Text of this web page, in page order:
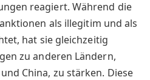
reagiert. Während die
als illegitim und als
hat sie gleichzeitig
zu anderen Ländern,
China, zu stärken. Diese